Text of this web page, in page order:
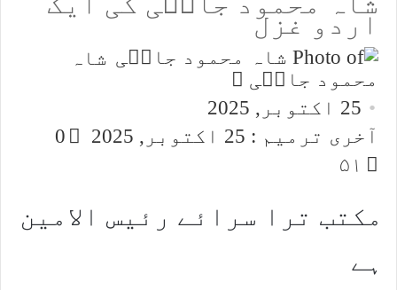
اردو غزل
شاہ
محمود جامؔی
an
email
25 اکتوبر, 2025
آخری ترمیم : 25 اکتوبر, 2025
0
۵۱
مکتب ترا سرائے رئیس الامین
ہے